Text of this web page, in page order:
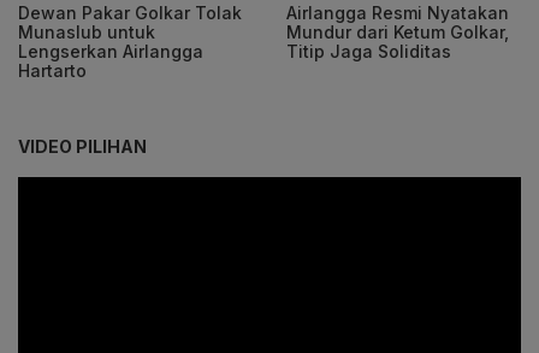
Dewan Pakar Golkar Tolak
Munaslub untuk
Lengserkan Airlangga
Hartarto
Airlangga Resmi Nyatakan
Mundur dari Ketum Golkar,
Titip Jaga Soliditas
VIDEO PILIHAN